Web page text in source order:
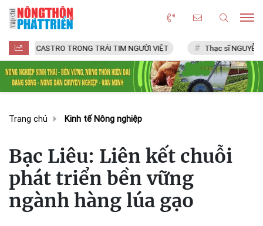
TRONG TRÁI TIM NGƯỜI VIỆT Thạc sĩ NGUYỄN VĂN CHÍ
Trang chủ Kinh tế Nông nghiệp
Bạc Liêu: Liên kết chuỗi
phát triển bền vững
ngành hàng lúa gạo